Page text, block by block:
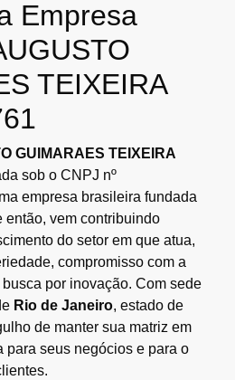
Empresa
TEIXEIRA
GUIMARAES TEIXEIRA
sob o CNPJ nº
empresa brasileira fundada
então, vem contribuindo
do setor em que atua,
compromisso com a
por inovação. Com sede
Rio de Janeiro, estado de
de manter sua matriz em
para seus negócios e para o